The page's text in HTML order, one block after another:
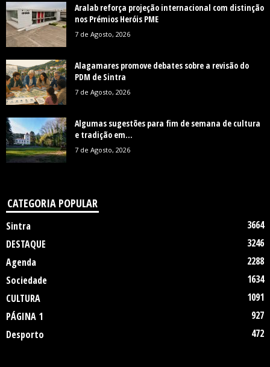
Aralab reforça projeção internacional com distinção
nos Prémios Heróis PME
7 de Agosto, 2026
Alagamares promove debates sobre a revisão do
PDM de Sintra
7 de Agosto, 2026
Algumas sugestões para fim de semana de cultura
e tradição em...
7 de Agosto, 2026
CATEGORIA POPULAR
Sintra
3664
DESTAQUE
3246
Agenda
2288
Sociedade
1634
CULTURA
1091
PÁGINA 1
927
Desporto
472